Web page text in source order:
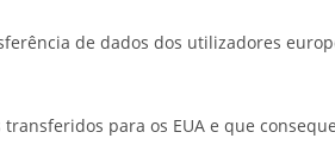
de dados dos utilizadores
para os EUA e que